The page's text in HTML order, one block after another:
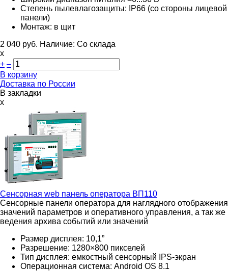
Степень пылевлагозащиты: IP66 (со стороны лицевой
панели)
Монтаж: в щит
2 040 руб. Наличие: Со склада
х
+ –
В корзину
Доставка по России
В закладки
x
Сенсорная web панель оператора ВП110
Сенсорные панели оператора для наглядного отображения
значений параметров и оперативного управления, а так же
ведения архива событий или значений
Размер дисплея: 10,1”
Разрешение: 1280×800 пикселей
Тип дисплея: емкостный сенсорный IPS-экран
Операционная система: Android OS 8.1